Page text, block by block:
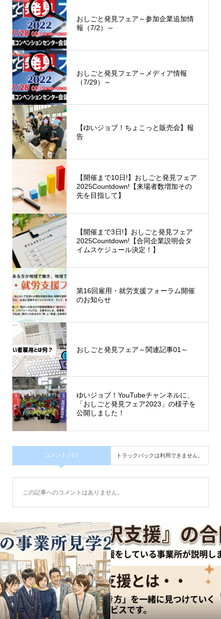
おしごと発見フェア～参加企業追加情
報（7/2）～
おしごと発見フェア～メディア情報
（7/29）～
【ゆいジョブ！ちょこっと販売会】報
告
【開催まで10日!】おしごと発見フェア
2025Countdown!【来場者数増加その
先を目指して】
【開催まで3日!】おしごと発見フェア
2025Countdown!【合同企業説明会タ
イムスケジュール決定！】
第16回雇用・就労支援フォーラム開催
のお知らせ
おしごと発見フェア～関連記事01～
ゆいジョブ！YouTubeチャンネルに、
「おしごと発見フェア2023」の様子を
公開しました！
コメント ( 0 ) トラックバックは利用できません。
この記事へのコメントはありません。